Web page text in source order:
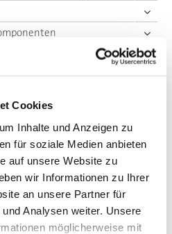
Cookies
Inhalte und Anzeigen zu
für soziale Medien anbieten
auf unsere Website zu
wir Informationen zu Ihrer
an unsere Partner für
Analysen weiter. Unsere
möglicherweise mit